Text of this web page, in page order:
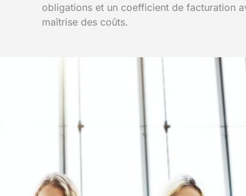
obligations et un coefficient de facturation
maîtrise des coûts.